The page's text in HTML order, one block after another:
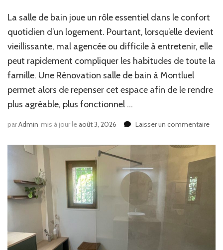
La salle de bain joue un rôle essentiel dans le confort
quotidien d’un logement. Pourtant, lorsqu’elle devient
vieillissante, mal agencée ou difficile à entretenir, elle
peut rapidement compliquer les habitudes de toute la
famille. Une Rénovation salle de bain à Montluel
permet alors de repenser cet espace afin de le rendre
plus agréable, plus fonctionnel …
parAdmin mis à jour leaoût 3, 2026 Laisser un commentairesur
une